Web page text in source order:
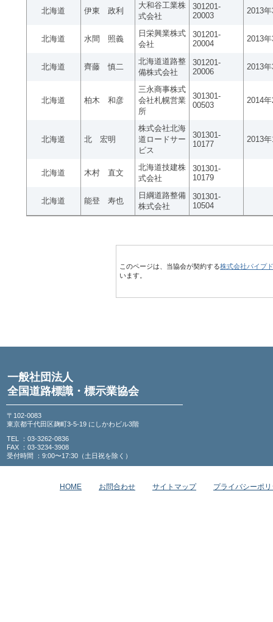
北海道 伊東 政利
大和谷工業株
式会社
301201-
20003
2013
北海道 水間 照義
日栄興業株式
会社
301201-
20004
2013
北海道 齊藤 慎二
北海道道路整
備株式会社
301201-
20006
2013
北海道 柏木 和彦
三永商事株式
会社札幌営業
所
301301-
00503
2014
北海道 北 宏明
株式会社北海
道ロードサー
ビス
301301-
10177
2013
北海道 木村 直文
北海道技建株
式会社
301301-
10179
北海道 能登 寿也
日綱道路整備
株式会社
301301-
10504
このページは、当協会が契約する株式会社パイプ
います。
一般社団法人
全国道路標識・標示業協会
〒102-0083
東京都千代田区麹町3-5-19 にしかわビル3階
TEL ：03-3262-0836
FAX ：03-3234-3908
受付時間 ：9:00〜17:30（土日祝を除く）
HOME お問合わせ サイトマップ プライバシーポ